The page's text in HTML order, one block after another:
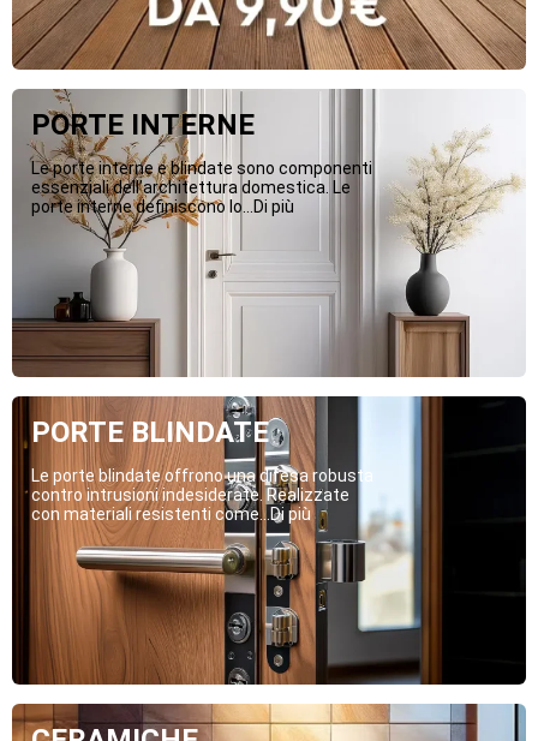
PORTE INTERNE
Le porte interne e blindate sono componenti
essenziali dell’architettura domestica. Le
porte interne definiscono lo...Di più
PORTE BLINDATE
Le porte blindate offrono una difesa robusta
contro intrusioni indesiderate. Realizzate
con materiali resistenti come...Di più